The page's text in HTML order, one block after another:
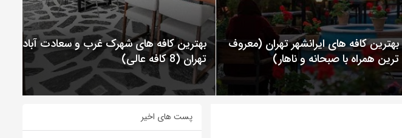
بهترین کافه های ایرانشهر تهران (معروف
ترین همراه با صبحانه و ناهار)
بهترین کافه های شهرک غرب و سعادت آباد
تهران (8 کافه عالی)
پست های اخیر